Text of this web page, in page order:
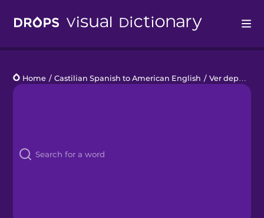
Languages
Home / Castilian Spanish to American English / Ver deportes